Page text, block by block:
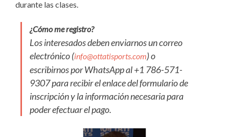
durante las clases.
¿Cómo me registro?
Los interesados deben enviarnos un correo
electrónico (info@ottatisports.com) o
escribirnos por WhatsApp al +1 786-571-
9307 para recibir el enlace del formulario de
inscripción y la información necesaria para
poder efectuar el pago.